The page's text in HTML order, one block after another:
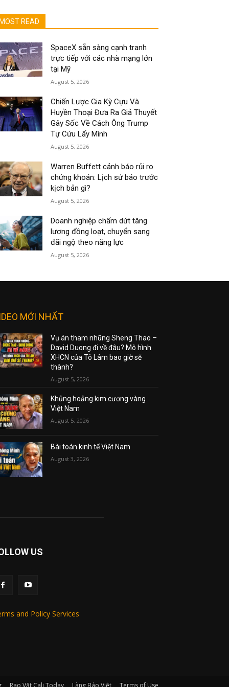
MOST READ
SpaceX sẵn sàng cạnh tranh
trực tiếp với các nhà mạng lớn
tại Mỹ
August 5, 2026
Chiến Lược Gia Kỳ Cựu Và
Huyền Thoại Đưa Ra Giả Thuyết
Gây Sốc Về Cách Ông Trump
Tự Cứu Lấy Mình
August 5, 2026
Warren Buffett cảnh báo rủi ro
chứng khoán: Lịch sử báo trước
kịch bản gì?
August 5, 2026
Doanh nghiệp chấm dứt tăng
lương đồng loạt, chuyển sang
đãi ngộ theo năng lực
August 5, 2026
MỚI NHẤT
Vụ án tham nhũng Sheng Thao –
David Duong đi về đâu? Mô hình
XHCN của Tô Lâm bao giờ sẽ
thành?
August 5, 2026
Khủng hoảng kim cương vàng
Việt Nam
August 5, 2026
Bài toán kinh tế Việt Nam
August 3, 2026
US
and Policy Services
Rao Vặt Cali Today Làng Báo Việt Terms of Use